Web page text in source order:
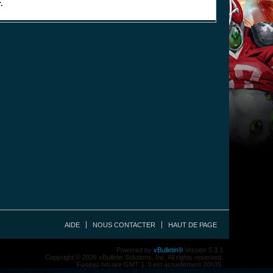
AIDE NOUS CONTACTER HAUT DE PAGE
Powered by vBulletin® Version 5.3.1
Copyright © 2026 vBulletin Solutions, Inc. All rights reserved.
Fuseau horaire GMT 1. Il est actuellement 20h35.